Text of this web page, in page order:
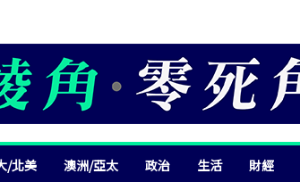
/北美 澳洲/亞太 政治 生活 財經